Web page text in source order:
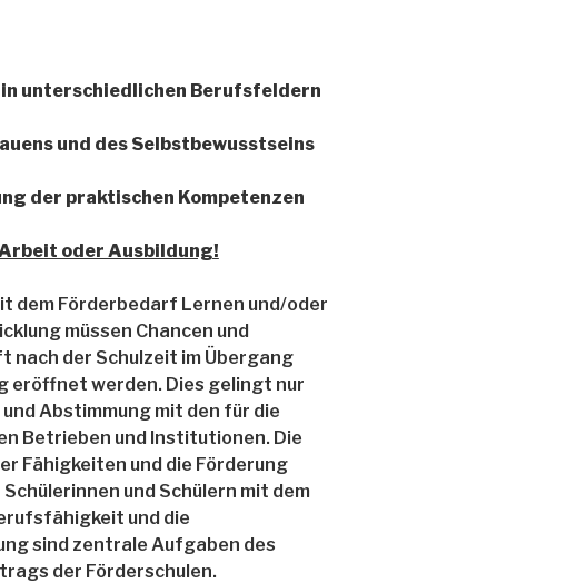
in unterschiedlichen Berufsfeldern
und des Selbstbewusstseins
der praktischen Kompetenzen
oder Ausbildung!
dem Förderbedarf Lernen und/oder
müssen Chancen und
nach der Schulzeit im Übergang
eröffnet werden. Dies gelingt nur
Abstimmung mit den für die
Betrieben und Institutionen. Die
Fähigkeiten und die Förderung
und Schülern mit dem
und die
sind zentrale Aufgaben des
der Förderschulen.